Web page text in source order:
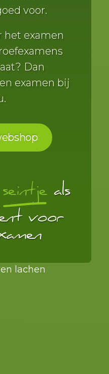
voor.
het examen
Dan
examen bij
seintje als
voor